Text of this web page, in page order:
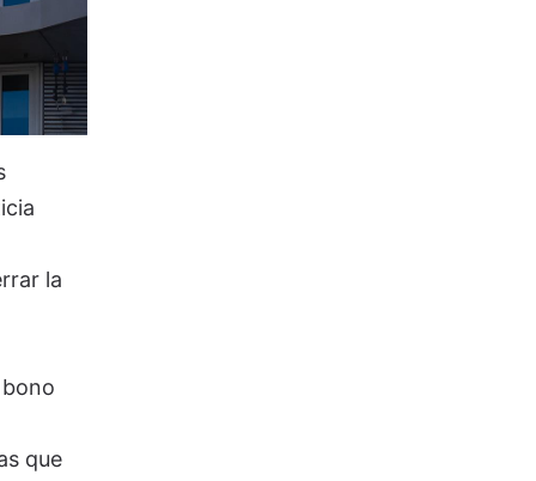
la
que